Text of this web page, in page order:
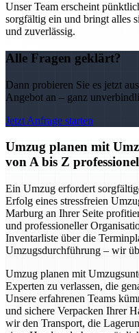
Unser Team erscheint
sorgfältig ein und bringt alles
und zuverlässig.
Alle Fragen geklärt?
Dann probieren Sie es jetzt
Angebot an – ganz
Jetzt Anfrage starten
Umzug planen mit
von A bis Z
Ein Umzug erfordert
Erfolg eines stressfreien
Marburg an Ihrer Seite
und professioneller
Inventarliste über die
Umzugsdurchführung – wir
Umzug planen mit
Experten zu verlassen, die
Unsere erfahrenen Teams
und sichere Verpacken Ihrer
wir den Transport, die